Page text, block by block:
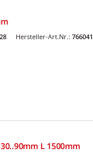
Hersteller-Art.Nr.: 766041
L 1500mm